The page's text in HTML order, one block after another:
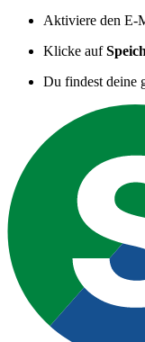
Aktiviere den E-
Klicke auf
Du findest deine